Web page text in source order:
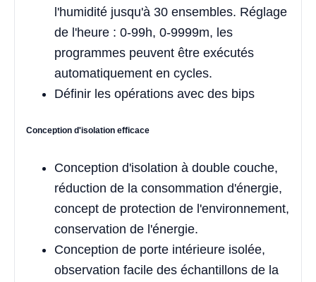
l'humidité jusqu'à 30 ensembles. Réglage
de l'heure : 0-99h, 0-9999m, les
programmes peuvent être exécutés
automatiquement en cycles.
Définir les opérations avec des bips
Conception d'isolation efficace
Conception d'isolation à double couche,
réduction de la consommation d'énergie,
concept de protection de l'environnement,
conservation de l'énergie.
Conception de porte intérieure isolée,
observation facile des échantillons de la